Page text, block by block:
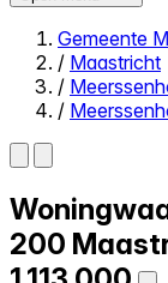
Close menu
Zelf kopen
Alles-in-één
Reviews
Gemeente
/ Maastricht
/
/
200